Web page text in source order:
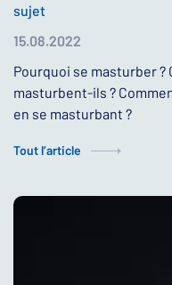
sujet
15.08.2022
Pourquoi se masturber ?
masturbent-ils ?
en se masturbant ?
Tout l’article